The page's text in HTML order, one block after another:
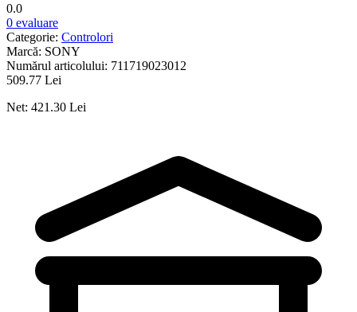
0.0
0 evaluare
Categorie: Controlori
Marcă: SONY
Numărul articolului: 711719023012
509.77 Lei
Net: 421.30 Lei